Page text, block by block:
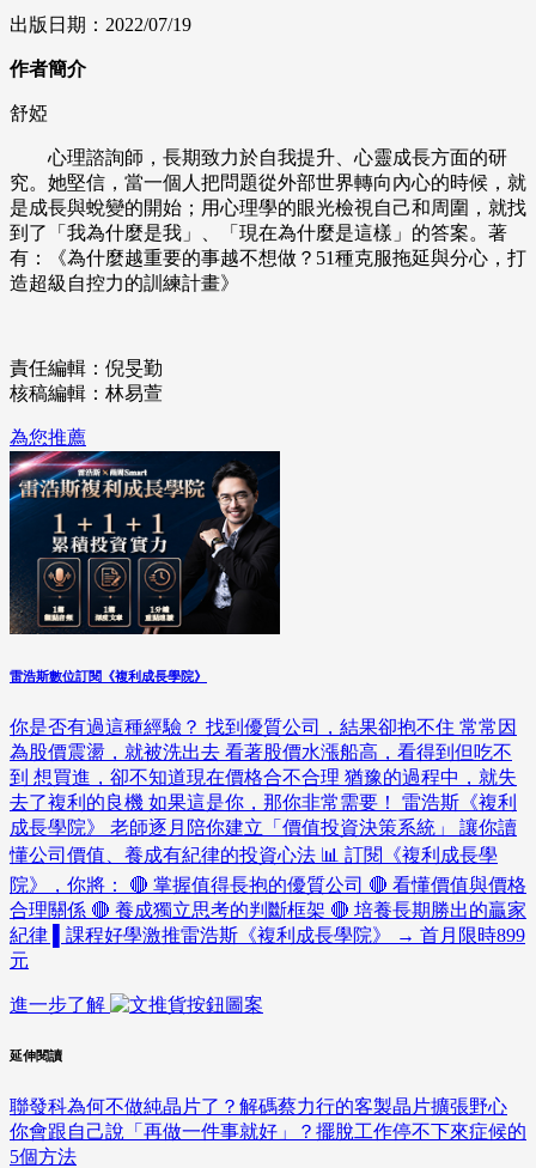
出版日期：2022/07/19
作者簡介
舒婭
心理諮詢師，長期致力於自我提升、心靈成長方面的研
究。她堅信，當一個人把問題從外部世界轉向內心的時候，就
是成長與蛻變的開始；用心理學的眼光檢視自己和周圍，就找
到了「我為什麼是我」、「現在為什麼是這樣」的答案。著
有：《為什麼越重要的事越不想做？51種克服拖延與分心，打
造超級自控力的訓練計畫》
責任編輯：倪旻勤
核稿編輯：林易萱
為您推薦
雷浩斯數位訂閱《複利成長學院》
你是否有過這種經驗？ 找到優質公司，結果卻抱不住 常常因
為股價震盪，就被洗出去 看著股價水漲船高，看得到但吃不
到 想買進，卻不知道現在價格合不合理 猶豫的過程中，就失
去了複利的良機 如果這是你，那你非常需要！ 雷浩斯《複利
成長學院》 老師逐月陪你建立「價值投資決策系統」 讓你讀
懂公司價值、養成有紀律的投資心法 📊 訂閱《複利成長學
院》，你將： 🔴 掌握值得長抱的優質公司 🔴 看懂價值與價格
合理關係 🔴 養成獨立思考的判斷框架 🔴 培養長期勝出的贏家
紀律 ▌課程好學激推雷浩斯《複利成長學院》 → 首月限時899
元
進一步了解
延伸閱讀
聯發科為何不做純晶片了？解碼蔡力行的客製晶片擴張野心
你會跟自己說「再做一件事就好」？擺脫工作停不下來症候的
5個方法